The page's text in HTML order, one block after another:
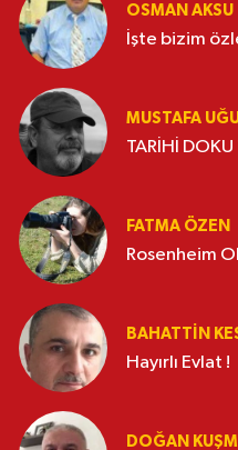
OSMAN AKSU
İşte bizim
MUSTAFA
TARİHİ
FATMA ÖZEN
Rosenheim
BAHATTIN
Hayırlı Evlat !
DOĞAN